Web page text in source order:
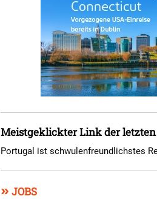
Meistgeklickter Link der letzten
Portugal ist schwulenfreundlichstes
» JOBS